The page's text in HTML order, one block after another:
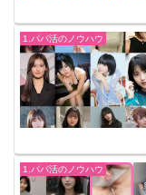
1.パパ活のノウハウ
1.パパ活のノウハウ